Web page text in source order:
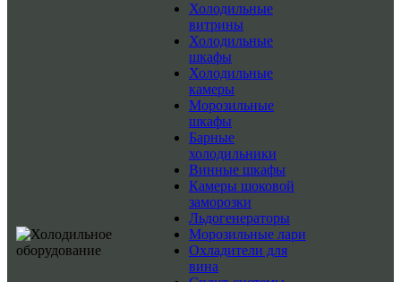
Холодильные
витрины
Холодильные
шкафы
Холодильные
камеры
Морозильные
шкафы
Барные
холодильники
Винные шкафы
Камеры шоковой
заморозки
Льдогенераторы
Морозильные лари
Охладители для
вина